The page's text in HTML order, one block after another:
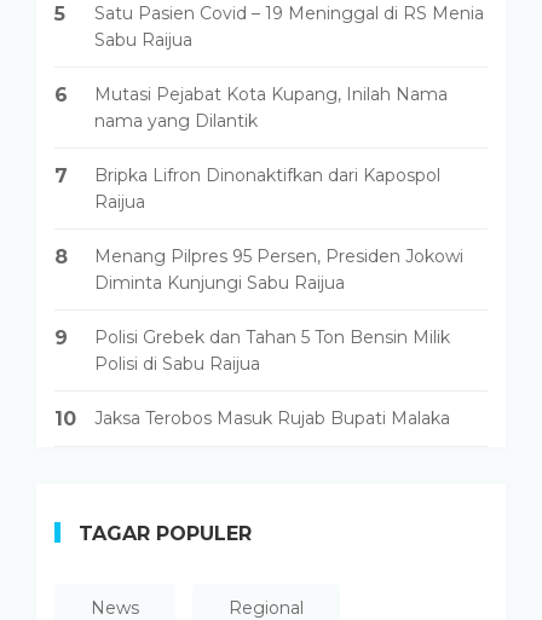
5
Satu Pasien Covid – 19 Meninggal di RS Menia
Sabu Raijua
6
Mutasi Pejabat Kota Kupang, Inilah Nama
nama yang Dilantik
7
Bripka Lifron Dinonaktifkan dari Kapospol
Raijua
8
Menang Pilpres 95 Persen, Presiden Jokowi
Diminta Kunjungi Sabu Raijua
9
Polisi Grebek dan Tahan 5 Ton Bensin Milik
Polisi di Sabu Raijua
10 Jaksa Terobos Masuk Rujab Bupati Malaka
TAGAR POPULER
News Regional